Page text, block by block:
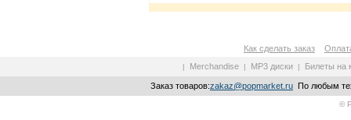
Как сделать заказ
| Merchandise | MP3 диски | Билеты на
Заказ товаров:zakaz@popmarket.ru По любым
©